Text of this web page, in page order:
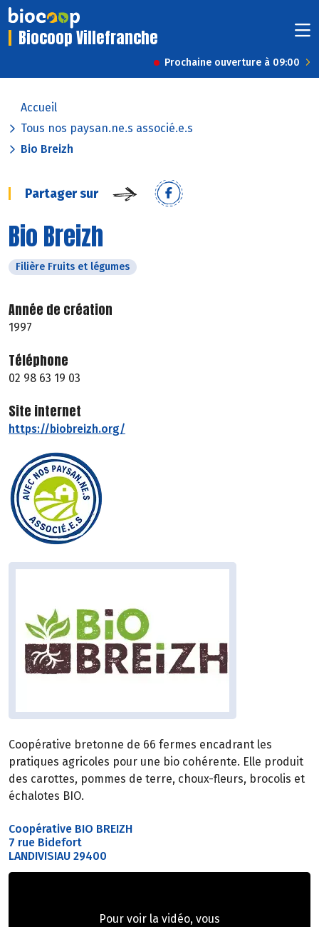
Biocoop Villefranche
Prochaine ouverture à 09:00
Accueil
Tous nos paysan.ne.s associé.e.s
Bio Breizh
Partager sur
Bio Breizh
Filière Fruits et légumes
Année de création
1997
Téléphone
02 98 63 19 03
Site internet
https://biobreizh.org/
Coopérative bretonne de 66 fermes encadrant les
pratiques agricoles pour une bio cohérente. Elle produit
des carottes, pommes de terre, choux-fleurs, brocolis et
échalotes BIO.
Coopérative BIO BREIZH
7 rue Bidefort
LANDIVISIAU 29400
Pour voir la vidéo, vous